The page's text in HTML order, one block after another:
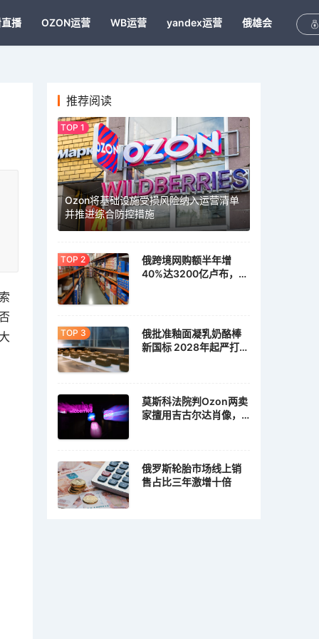
播 OZON运营 WB运营 yandex运营 俄雄会
推荐阅读
Ozon将基础设施受损风险纳入运营清单
并推进综合防控措施
俄跨境网购额半年增
40%达3200亿卢布，家
俄批准釉面凝乳奶酪棒
新国标 2028年起严打植
莫斯科法院判Ozon两卖
家擅用吉古尔达肖像，
俄罗斯轮胎市场线上销
售占比三年激增十倍